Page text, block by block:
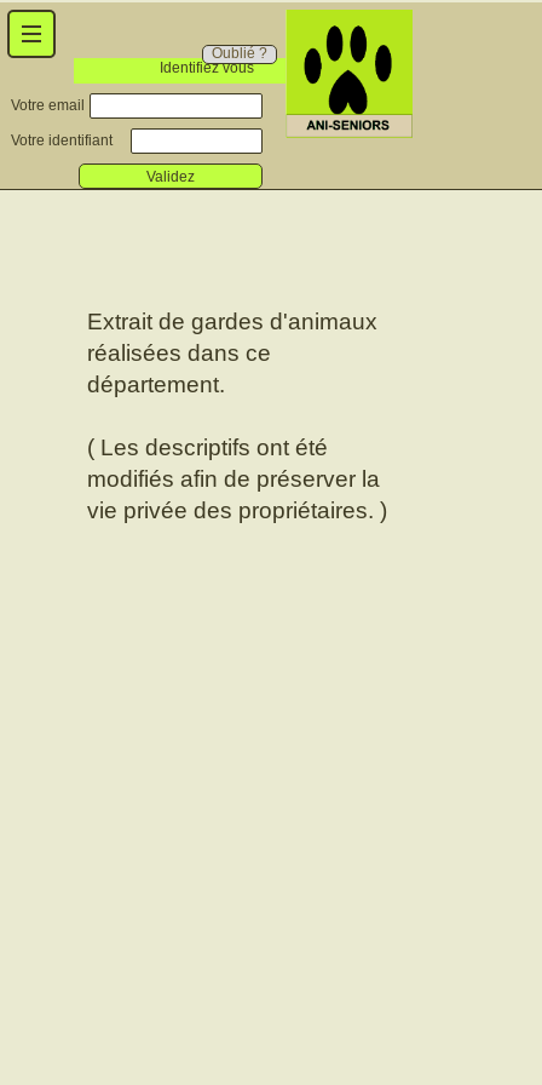
Identifiez vous
Oublié ?
Votre email
Votre identifiant
Validez
Extrait de gardes d'animaux
réalisées dans ce
département.
( Les descriptifs ont été
modifiés afin de préserver la
vie privée des propriétaires. )